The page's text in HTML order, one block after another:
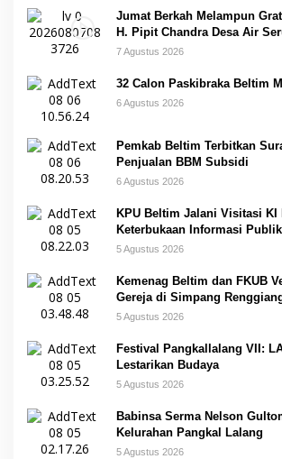
Jumat Berkah Melampun
H. Pipit Chandra Desa Air
7 Agustus 2026
32 Calon Paskibraka Beltim
6 Agustus 2026
Pemkab Beltim Terbitkan
Penjualan BBM Subsidi
6 Agustus 2026
KPU Beltim Jalani Visitasi KI
Keterbukaan Informasi Publik
5 Agustus 2026
Kemenag Beltim dan FKUB
Gereja di Simpang
5 Agustus 2026
Festival Pangkallalang VII:
Lestarikan Budaya
5 Agustus 2026
Babinsa Serma Nelson
Kelurahan Pangkal Lalang
5 Agustus 2026